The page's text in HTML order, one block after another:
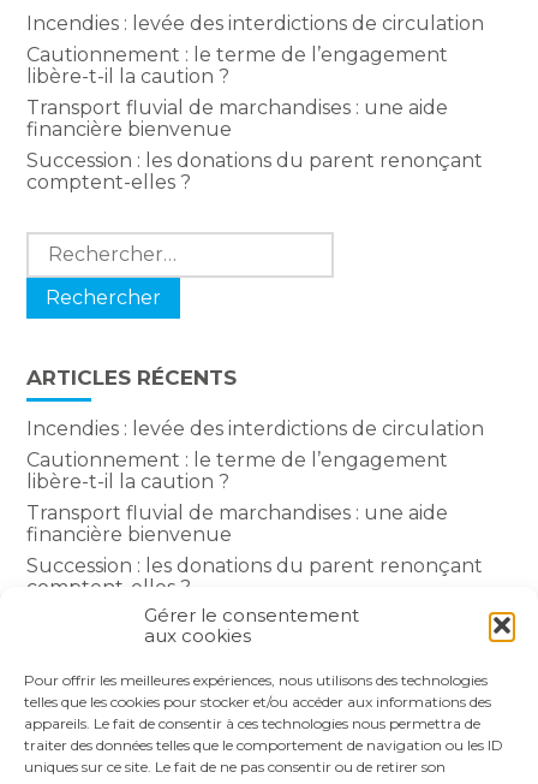
Gérer le consentement
aux cookies
Pour offrir les meilleures expériences, nous utilisons des technologies
telles que les cookies pour stocker et/ou accéder aux informations des
appareils. Le fait de consentir à ces technologies nous permettra de
traiter des données telles que le comportement de navigation ou les ID
uniques sur ce site. Le fait de ne pas consentir ou de retirer son
Incendies : levée des interdictions de circulation
Cautionnement : le terme de l’engagement
libère-t-il la caution ?
Transport fluvial de marchandises : une aide
financière bienvenue
Succession : les donations du parent renonçant
comptent-elles ?
Rechercher :
ARTICLES RÉCENTS
Incendies : levée des interdictions de circulation
Cautionnement : le terme de l’engagement
libère-t-il la caution ?
Transport fluvial de marchandises : une aide
financière bienvenue
Succession : les donations du parent renonçant
comptent-elles ?
Encadrement des loyers : une année de plus
COMMENTAIRES RÉCENTS